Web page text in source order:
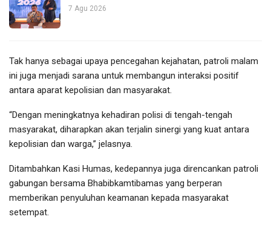
7 Agu 2026
Tak hanya sebagai upaya pencegahan kejahatan, patroli malam
ini juga menjadi sarana untuk membangun interaksi positif
antara aparat kepolisian dan masyarakat.
“Dengan meningkatnya kehadiran polisi di tengah-tengah
masyarakat, diharapkan akan terjalin sinergi yang kuat antara
kepolisian dan warga,” jelasnya.
Ditambahkan Kasi Humas, kedepannya juga direncankan patroli
gabungan bersama Bhabibkamtibamas yang berperan
memberikan penyuluhan keamanan kepada masyarakat
setempat.